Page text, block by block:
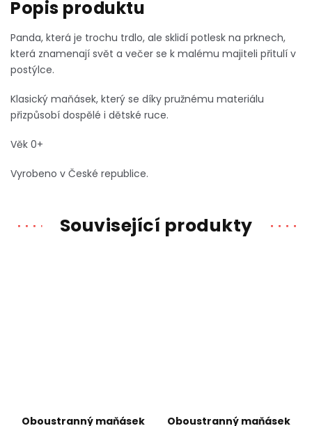
Panda, která je trochu trdlo, ale sklidí potlesk na prknech,
která znamenají svět a večer se k malému majiteli přitulí v
postýlce.
Klasický maňásek, který se díky pružnému materiálu
přizpůsobí dospělé i dětské ruce.
Věk 0+
Vyrobeno v České republice.
Související produkty
Oboustranný maňásek Oboustranný maňásek